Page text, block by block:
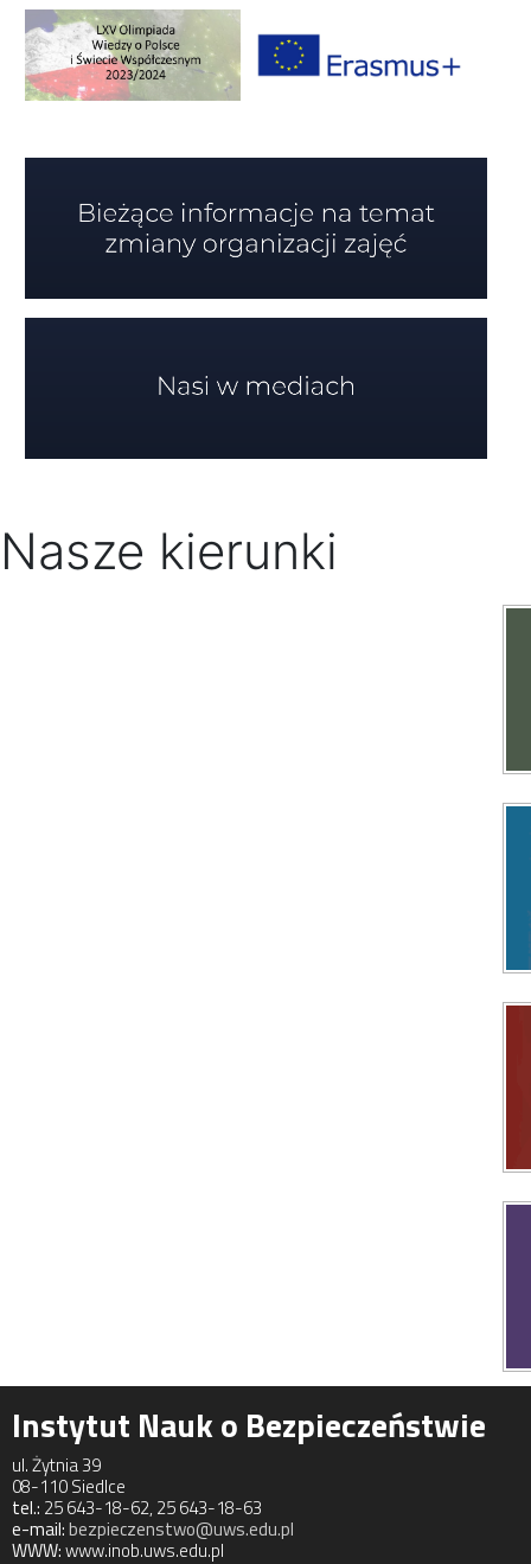
Nasze kierunki
Instytut Nauk o Bezpieczeństwie
ul. Żytnia 39
08-110 Siedlce
tel.: 25 643-18-62, 25 643-18-63
e-mail:bezpieczenstwo@uws.edu.pl
WWW:www.inob.uws.edu.pl